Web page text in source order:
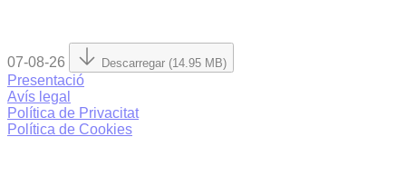
07-08-26 Descarregar (14.95 MB)
Presentació
Avís legal
Política de Privacitat
Política de Cookies